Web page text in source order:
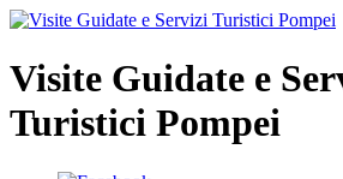
Visite Guidate e
Turistici Pompei